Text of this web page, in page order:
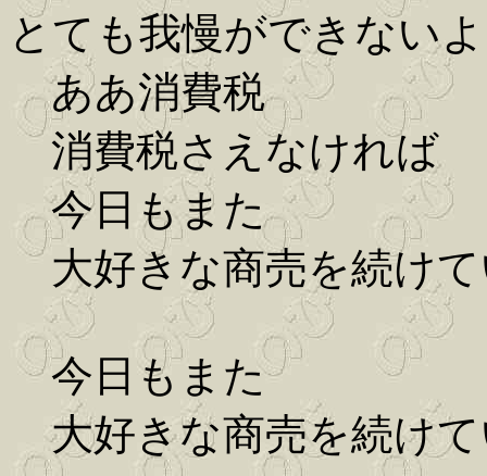
とても我慢ができないよ
ああ消費税
消費税さえなければ
今日もまた
大好きな商売を続け
今日もまた
大好きな商売を続け